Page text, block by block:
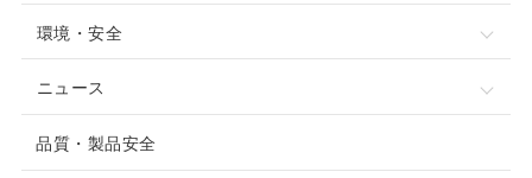
環境・安全
ニュース
品質・製品安全